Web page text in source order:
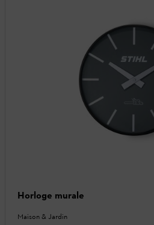
Horloge murale
Maison & Jardin